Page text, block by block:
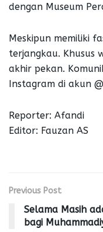
dengan Museum
Meskipun memiliki
terjangkau. Khusus
akhir pekan.
Instagram di akun
Reporter: Afandi
Editor: Fauzan AS
Previous Post
Selama Masih
bagi